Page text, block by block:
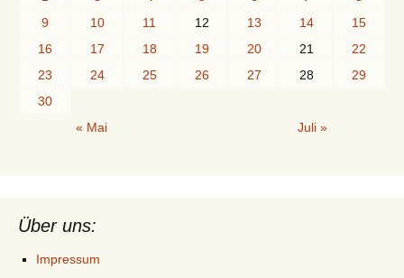
9
10 11 12 13 14
15
16
17 18 19 20 21
22
23
24 25 26 27 28
29
30
« Mai
Juli »
Über uns:
Impressum